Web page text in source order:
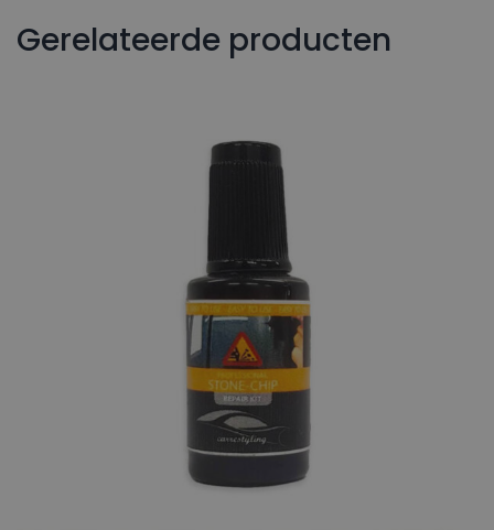
Gerelateerde producten